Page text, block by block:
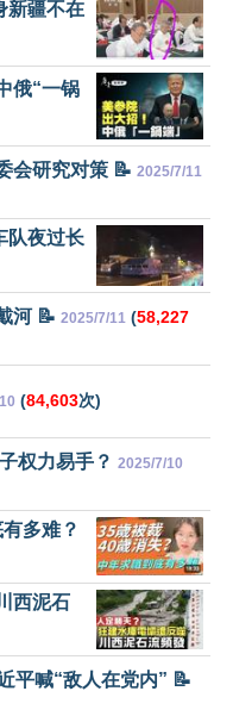
新疆不在
俄“一锅
会研究对策 📝 2025/7/11
队夜过长
河 📝 2025/7/11 (58,227
(84,603次)
权力易手？ 2025/7/10
多难？
西泥石
平喊“敌人在党内” 📝